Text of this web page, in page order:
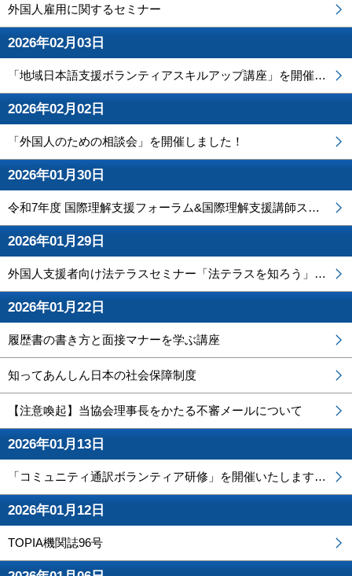
外国人雇用に関するセミナー
2026年02月03日
「地域日本語支援ボランティアスキルアップ講座」を開催します
2026年02月02日
「外国人のための相談会」を開催しました！
2026年01月30日
令和7年度 国際理解支援フォーラム&国際理解支援講師スキルアップ研修会を開催しました！
2026年01月29日
外国人支援者向け法テラスセミナー「法テラスを知ろう」を開催しました！
2026年01月22日
履歴書の書き方と面接マナーを学ぶ講座
知ってあんしん日本の社会保障制度
【注意喚起】当協会理事長をかたる不審メールについて
2026年01月13日
「コミュニティ通訳ボランティア研修」を開催いたします（Zoomによる開催）
2026年01月12日
TOPIA機関誌96号